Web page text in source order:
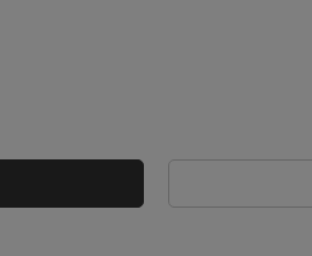
を探す
価格